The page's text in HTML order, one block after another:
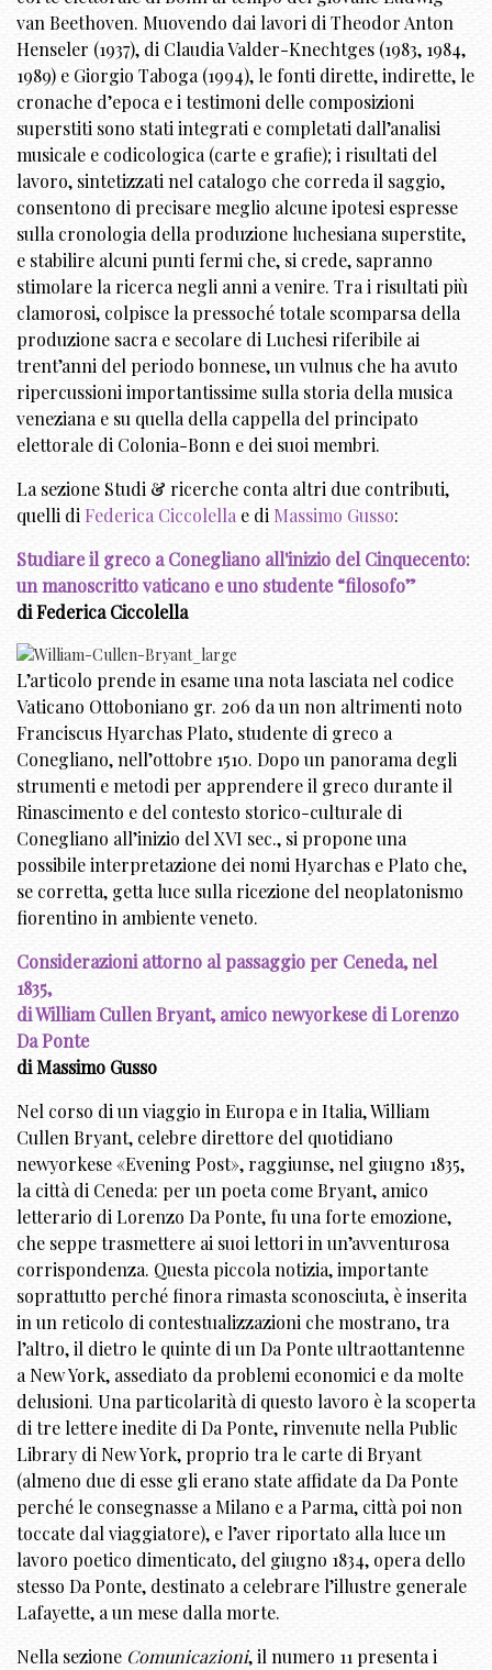
van Beethoven. Muovendo dai lavori di Theodor Anton
Henseler (1937), di Claudia Valder-Knechtges (1983, 1984,
1989) e Giorgio Taboga (1994), le fonti dirette, indirette, le
cronache d’epoca e i testimoni delle composizioni
superstiti sono stati integrati e completati dall’analisi
musicale e codicologica (carte e grafie); i risultati del
lavoro, sintetizzati nel catalogo che correda il saggio,
consentono di precisare meglio alcune ipotesi espresse
sulla cronologia della produzione luchesiana superstite,
e stabilire alcuni punti fermi che, si crede, sapranno
stimolare la ricerca negli anni a venire. Tra i risultati più
clamorosi, colpisce la pressoché totale scomparsa della
produzione sacra e secolare di Luchesi riferibile ai
trent’anni del periodo bonnese, un vulnus che ha avuto
ripercussioni importantissime sulla storia della musica
veneziana e su quella della cappella del principato
elettorale di Colonia-Bonn e dei suoi membri.
La sezione Studi & ricerche conta altri due contributi,
quelli di Federica Ciccolella e di Massimo Gusso:
Studiare il greco a Conegliano all'inizio del Cinquecento:
un manoscritto vaticano e uno studente “filosofo”
di Federica Ciccolella
L’articolo prende in esame una nota lasciata nel codice
Vaticano Ottoboniano gr. 206 da un non altrimenti noto
Franciscus Hyarchas Plato, studente di greco a
Conegliano, nell’ottobre 1510. Dopo un panorama degli
strumenti e metodi per apprendere il greco durante il
Rinascimento e del contesto storico-culturale di
Conegliano all’inizio del XVI sec., si propone una
possibile interpretazione dei nomi Hyarchas e Plato che,
se corretta, getta luce sulla ricezione del neoplatonismo
fiorentino in ambiente veneto.
Considerazioni attorno al passaggio per Ceneda, nel
1835,
di William Cullen Bryant, amico newyorkese di Lorenzo
Da Ponte
di Massimo Gusso
Nel corso di un viaggio in Europa e in Italia, William
Cullen Bryant, celebre direttore del quotidiano
newyorkese «Evening Post», raggiunse, nel giugno 1835,
la città di Ceneda: per un poeta come Bryant, amico
letterario di Lorenzo Da Ponte, fu una forte emozione,
che seppe trasmettere ai suoi lettori in un’avventurosa
corrispondenza. Questa piccola notizia, importante
soprattutto perché finora rimasta sconosciuta, è inserita
in un reticolo di contestualizzazioni che mostrano, tra
l’altro, il dietro le quinte di un Da Ponte ultraottantenne
a New York, assediato da problemi economici e da molte
delusioni. Una particolarità di questo lavoro è la scoperta
di tre lettere inedite di Da Ponte, rinvenute nella Public
Library di New York, proprio tra le carte di Bryant
(almeno due di esse gli erano state affidate da Da Ponte
perché le consegnasse a Milano e a Parma, città poi non
toccate dal viaggiatore), e l’aver riportato alla luce un
lavoro poetico dimenticato, del giugno 1834, opera dello
stesso Da Ponte, destinato a celebrare l’illustre generale
Lafayette, a un mese dalla morte.
Nella sezione Comunicazioni, il numero 11 presenta i